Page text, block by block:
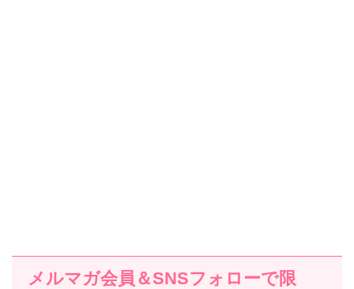
メルマガ会員＆SNSフォローで限